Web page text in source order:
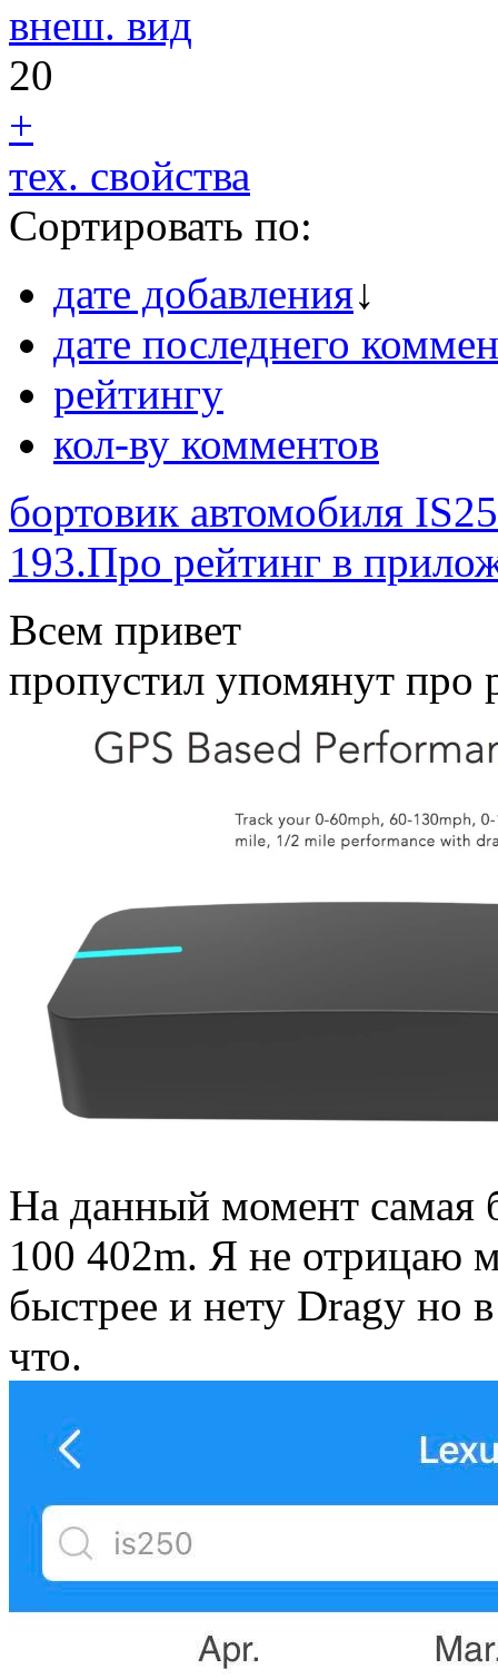
внеш. вид
20
+
тех. свойства
Сортировать по:
дате добавления↓
дате последнего
рейтингу
кол-ву комментов
бортовик автомобиля
193.Про рейтинг в
Всем привет
пропустил упомянут про
На данный момент самая
100 402m. Я не отрицаю
быстрее и нету Dragy но
что.